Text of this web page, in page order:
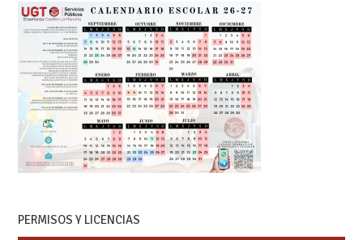
PERMISOS Y LICENCIAS